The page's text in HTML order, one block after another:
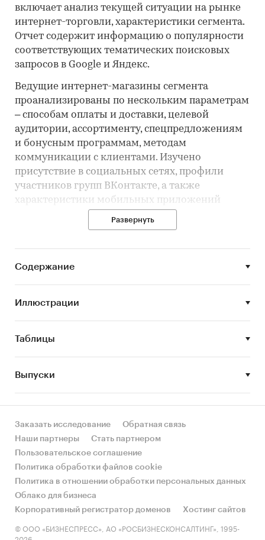
включает анализ текущей ситуации на рынке
интернет-торговли, характеристики сегмента.
Отчет содержит информацию о популярности
соответствующих тематических поисковых
запросов в Google и Яндекс.
Ведущие интернет-магазины сегмента
проанализированы по нескольким параметрам
– способам оплаты и доставки, целевой
аудитории, ассортименту, спецпредложениям
и бонусным программам, методам
коммуникации с клиентами. Изучено
присутствие в социальных сетях, профили
участников групп ВКонтакте, а также
характеристики мобильных приложений
подробную информацию об ассортименте,
способах доставки и оплаты, программах
посетителей, ключевые запросы и другое.
рабочих дней.
Цель исследования
Анализ состояния и ведущих игроков на
сегменте светильников и люстр.
Развернуть
Содержание
Иллюстрации
Таблицы
Выпуски
Заказать исследование
Обратная связь
Наши партнеры
Стать партнером
Пользовательское соглашение
Политика обработки файлов cookie
Политика в отношении обработки персональных данных
Облако для бизнеса
Корпоративный регистратор доменов
Хостинг сайтов
© ООО «БИЗНЕСПРЕСС», АО «РОСБИЗНЕСКОНСАЛТИНГ», 1995-